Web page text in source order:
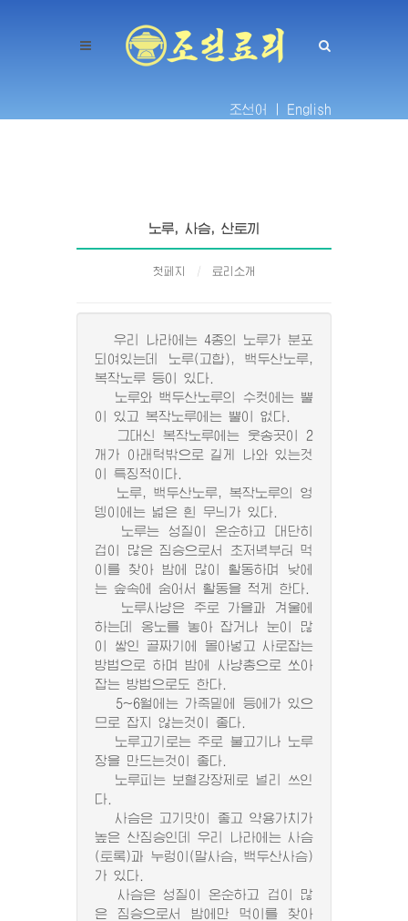
조선어 | English
노루, 사슴, 산토끼
첫페지 료리소개
우리 나라에는 4종의 노루가 분포
되여있는데 노루(고합), 백두산노루,
복작노루 등이 있다.
노루와 백두산노루의 수컷에는 뿔
이 있고 복작노루에는 뿔이 없다.
그대신 복작노루에는 웃송곳이 2
개가 아래턱밖으로 길게 나와 있는것
이 특징적이다.
노루, 백두산노루, 복작노루의 엉
뎅이에는 넓은 흰 무늬가 있다.
노루는 성질이 온순하고 대단히
겁이 많은 짐승으로서 초저녁부터 먹
이를 찾아 밤에 많이 활동하며 낮에
는 숲속에 숨어서 활동을 적게 한다.
노루사냥은 주로 가을과 겨울에
하는데 옹노를 놓아 잡거나 눈이 많
이 쌓인 골짜기에 몰아넣고 사로잡는
방법으로 하며 밤에 사냥총으로 쏘아
잡는 방법으로도 한다.
5~6월에는 가죽밑에 등에가 있으
므로 잡지 않는것이 좋다.
노루고기로는 주로 불고기나 노루
장을 만드는것이 좋다.
노루피는 보혈강장제로 널리 쓰인
다.
사슴은 고기맛이 좋고 약용가치가
높은 산짐승인데 우리 나라에는 사슴
(토록)과 누렁이(말사슴, 백두산사슴)
가 있다.
사슴은 성질이 온순하고 겁이 많
은 짐승으로서 밤에만 먹이를 찾아